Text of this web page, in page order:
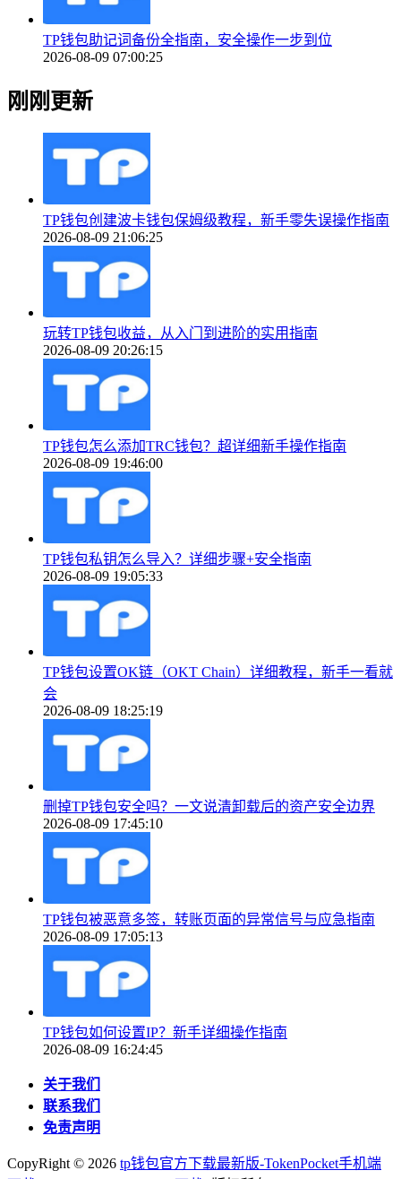
TP钱包助记词备份全指南，安全操作一步到位
2026-08-09 07:00:25
刚刚更新
TP钱包创建波卡钱包保姆级教程，新手零失误操作指南
2026-08-09 21:06:25
玩转TP钱包收益，从入门到进阶的实用指南
2026-08-09 20:26:15
TP钱包怎么添加TRC钱包？超详细新手操作指南
2026-08-09 19:46:00
TP钱包私钥怎么导入？详细步骤+安全指南
2026-08-09 19:05:33
TP钱包设置OK链（OKT Chain）详细教程，新手一看就
会
2026-08-09 18:25:19
删掉TP钱包安全吗？一文说清卸载后的资产安全边界
2026-08-09 17:45:10
TP钱包被恶意多签，转账页面的异常信号与应急指南
2026-08-09 17:05:13
TP钱包如何设置IP？新手详细操作指南
2026-08-09 16:24:45
关于我们
联系我们
免责声明
CopyRight © 2026 tp钱包官方下载最新版-TokenPocket手机端